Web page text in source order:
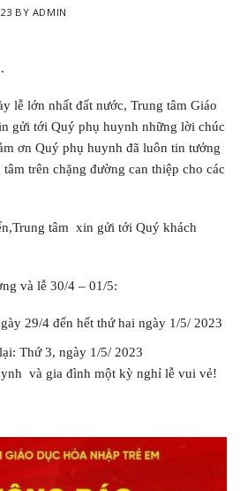
BY ADMIN
lễ lớn nhất đất nước, Trung tâm Giáo
gửi tới Quý phụ huynh những lời chúc
ơn Quý phụ huynh đã luôn tin tưởng
trên chặng đường can thiệp cho các
tâm xin gửi tới Quý khách
và lễ 30/4 – 01/5:
29/4 đến hết thứ hai ngày 1/5/ 2023
Thứ 3, ngày 1/5/ 2023
và gia đình một kỳ nghỉ lễ vui vẻ!